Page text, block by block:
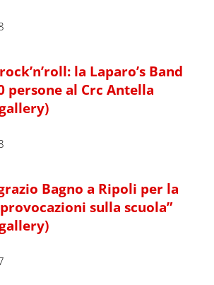
la Laparo’s Band
persone al Crc Antella
Bagno a Ripoli per la
sulla scuola”